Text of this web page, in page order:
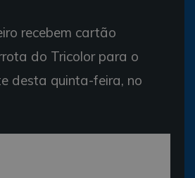
recebem cartão
do Tricolor para o
desta quinta-feira, no